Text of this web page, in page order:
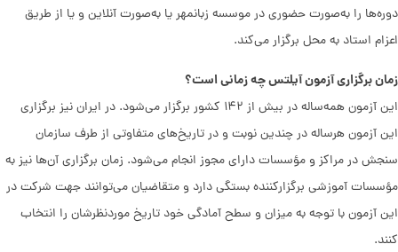
دوره‌ها را به‌صورت حضوری در موسسه زبانمهر یا به‌صورت آنلاین و یا از طریق
اعزام استاد به محل برگزار می‌کند.
زمان برگزاری آزمون آیلتس چه زمانی است؟
این آزمون همه‌ساله در بیش از ۱۴۲ کشور برگزار می‌شود. در ایران نیز برگزاری
این آزمون هرساله در چندین نوبت و در تاریخ‌های متفاوتی از طرف سازمان
سنجش در مراکز و مؤسسات دارای مجوز انجام می‌شود. زمان برگزاری آن‌ها نیز به
مؤسسات آموزشی برگزارکننده بستگی دارد و متقاضیان می‌توانند جهت شرکت در
این آزمون با توجه به میزان و سطح آمادگی خود تاریخ موردنظرشان را انتخاب
کنند.